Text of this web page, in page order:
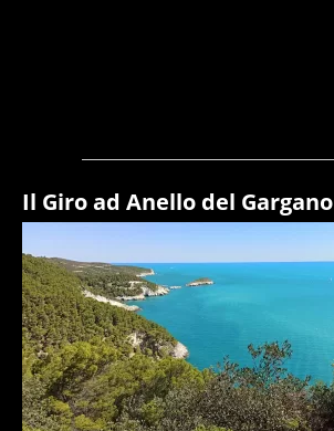
Il Giro ad Anello del Gargano